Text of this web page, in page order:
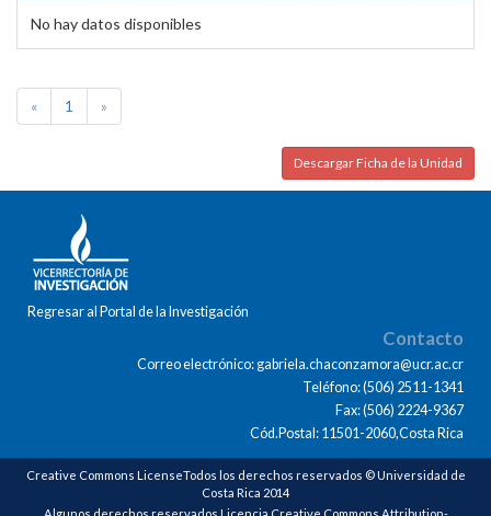
No hay datos disponibles
« 1 »
Descargar Ficha de la Unidad
Regresar al Portal de la Investigación
Contacto
Correo electrónico: gabriela.chaconzamora@ucr.ac.cr
Teléfono: (506) 2511-1341
Fax: (506) 2224-9367
Cód.Postal: 11501-2060,Costa Rica
Creative Commons LicenseTodos los derechos reservados © Universidad de
Costa Rica 2014